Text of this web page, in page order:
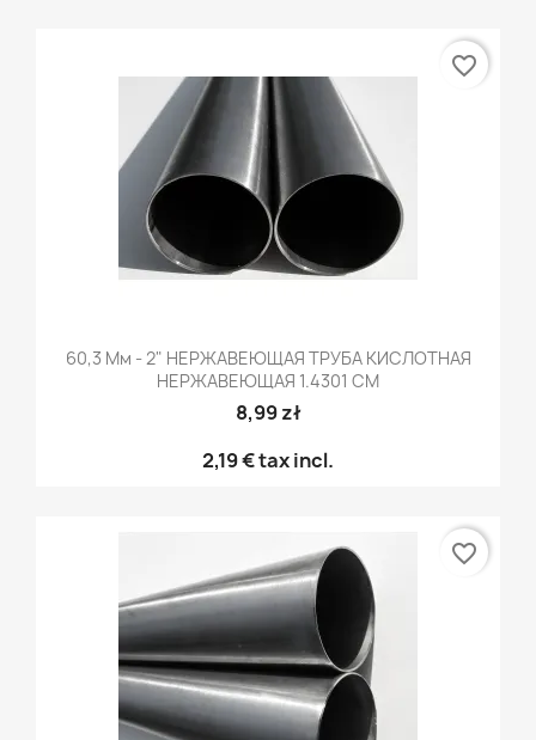
60,3 Мм - 2" НЕРЖАВЕЮЩАЯ ТРУБА КИСЛОТНАЯ
НЕРЖАВЕЮЩАЯ 1.4301 CM
8,99 zł
2,19 €tax incl.
favorite_border
favorite_border